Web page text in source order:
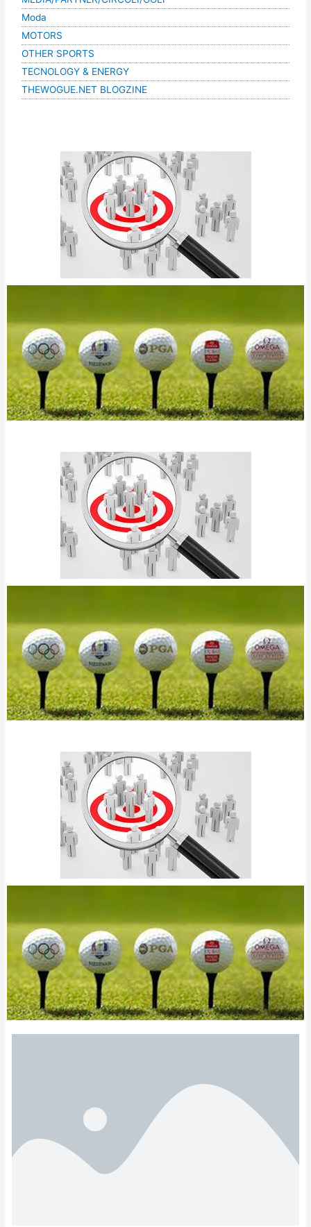
Moda
MOTORS
OTHER SPORTS
TECNOLOGY & ENERGY
THEWOGUE.NET BLOGZINE